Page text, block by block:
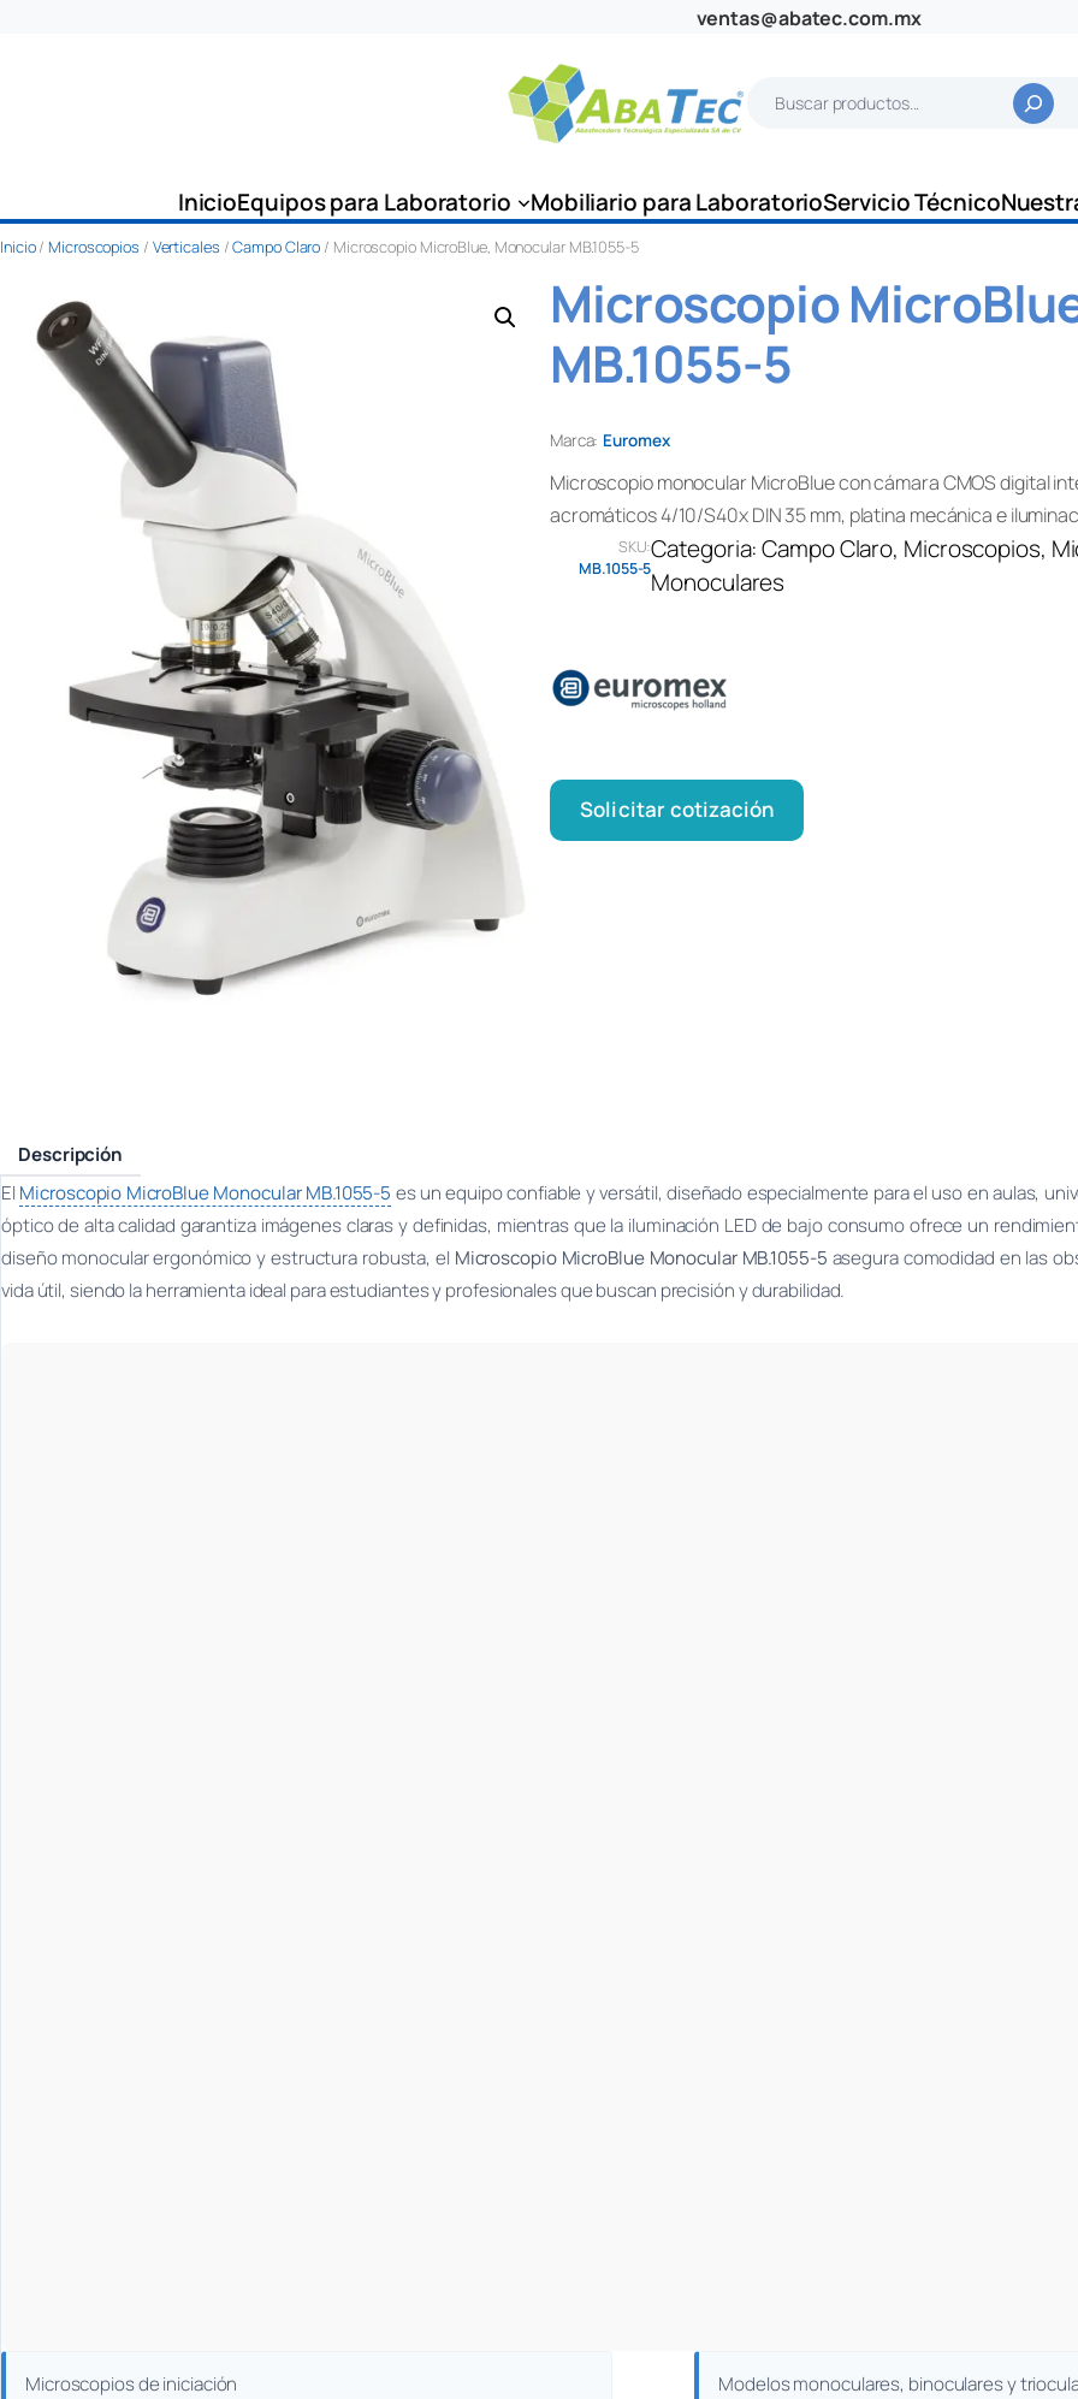
ventas@abatec.com.mx
c
a
InicioEquipos para Laboratorio Mobiliario para LaboratorioServicio Técnico
Inicio/Microscopios / Verticales /Campo Claro / Microscopio MicroBlue, Monocular MB.1055-5
Microscopio
MB.1055-5
Marca: Euromex
Microscopio monocular MicroBlue con cámara CMOS digital
acromáticos 4/10/S40x DIN 35 mm, platina mecánica e
SKU:
MB.1055-5
Categoria:Campo Claro, Microscopios,
Monoculares
Solicitar cotización
Descripción
El Microscopio MicroBlue Monocular MB.1055-5 es un equipo confiable y versátil, diseñado especialmente para el uso en aulas,
óptico de alta calidad garantiza imágenes claras y definidas, mientras que la iluminación LED de bajo consumo ofrece un
diseño monocular ergonómico y estructura robusta, el Microscopio MicroBlue Monocular MB.1055-5 asegura comodidad en las
vida útil, siendo la herramienta ideal para estudiantes y profesionales que buscan precisión y durabilidad.
Microscopios de iniciación Modelos monoculares, binoculares y